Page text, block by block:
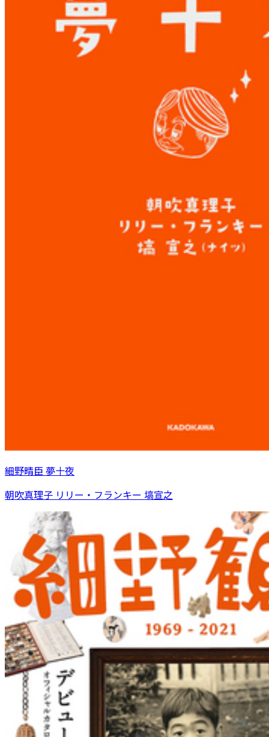
細野晴臣 夢十夜
朝吹真理子 リリー・フランキー 塙宣之